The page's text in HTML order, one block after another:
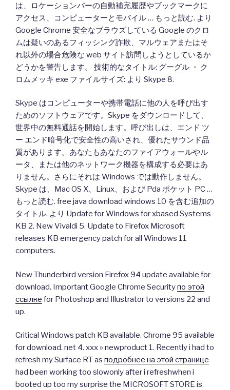
は、ロケーションバーの自動補完履歴やブックマークに
アクセス、コンピューターとモバイル … もっと読む. より
Google Chrome 安全なブラウズしている Google のクロ
ムは疑いのあるフィッシング詐欺、マルウェアまたはそ
れ以外の場合危険な web サイト訪問しようとしているか
どうかを警告します。 技術的なタイトル: グーグル ・ ク
ロムメッキ exe ファイルサイズ: より Skype 8.
Skype はコンピューターや携帯電話に他の人を呼び出す
ためのソフトウェアです。Skype をダウンロードして、
世界中の無料通話を開始します。呼び出しは、エンド ツ
ー エンド暗号化で安全性の高いされ、優れたサウンド品
質があります。あなたもあなたのファイアウォールやル
ータ、または他のネットワーク機器を構成する必要はあ
りません。さらにそれは Windows では動作しません。
Skype は、Mac OS X、Linux、および Pda ポケット PC …
もっと読む. free java download windows 10 を含む追加の
タイトル. より Update for Windows for xbased Systems
KB 2. New Vivaldi 5. Update to Firefox Microsoft
releases KB emergency patch for all Windows 11
computers.
New Thunderbird version Firefox 94 update available for
download. Important Google Chrome Securityпо этой
ссылке for Photoshop and Illustrator to versions 22 and
up.
Critical Windows patch KB available. Chrome 95 available
for download. net 4. xxx » newproduct 1. Recently i had to
refresh my Surface RT as подробнее на этой странице
had been working too slowonly after i refreshwhen i
booted up too my surprise the MICROSOFT STORE is